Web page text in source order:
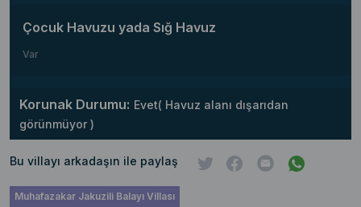
Çocuk Havuzu yada Sığ Havuz
Var
Korunak Durumu: Evet( Havuz alanı dışarıdan
görünmüyor )
Bu villayı arkadaşın ile paylaş
Muhafazakar Jakuzili Balayı Villası